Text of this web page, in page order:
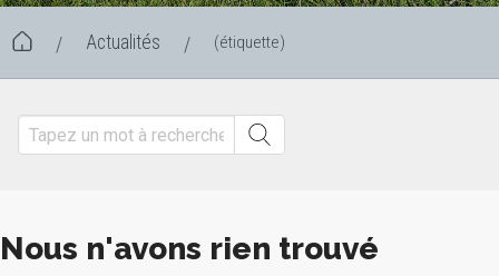
/ Actualités / (étiquette)
Nous n'avons rien trouvé